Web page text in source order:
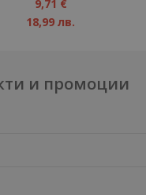
9,71 €
18,99 лв.
и промоции